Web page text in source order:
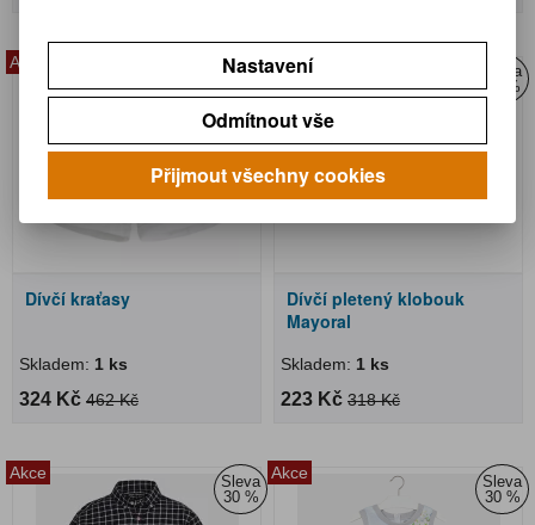
Akce
Sleva
30 %
Dívčí kraťasy
Skladem: 1 ks
324 Kč 462 Kč
Akce
Sleva
30 %
Dívčí pletený klobouk
Mayoral
Skladem: 1 ks
223 Kč 318 Kč
Akce
Sleva
30 %
Akce
Sleva
30 %
Nastavení
Odmítnout vše
Přijmout všechny cookies